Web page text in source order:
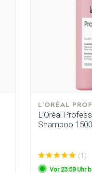
L'ORÉAL
L’Oréal
Shampoo
(1)
Vor 23:59 Uhr